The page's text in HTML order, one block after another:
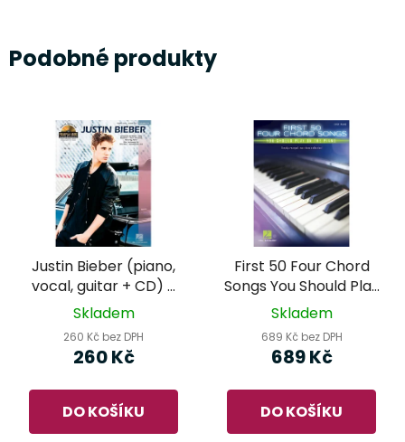
Podobné produkty
Justin Bieber (piano,
vocal, guitar + CD) -
ed.Hal Leonard
Skladem
260 Kč bez DPH
260 Kč
DO KOŠÍKU
First 50 Four Chord
Songs You Should Play
on the Piano
Skladem
689 Kč bez DPH
689 Kč
DO KOŠÍKU